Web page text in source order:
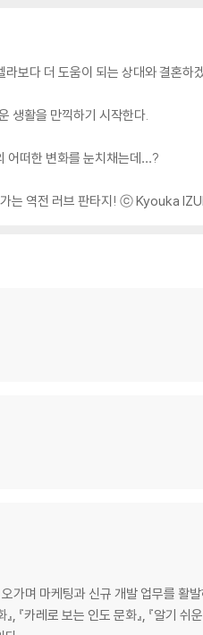
보다 더 도움이 되는 상대와 결혼하
생활을 만끽하기 시작한다.
어떠한 변화를 눈치채는데…?
가는 역전 러브 판타지! ⓒ Kyouka
가며 마케팅과 신규 개발 업무를 활
카레로 보는 인도 문화』, 『알기 쉬운